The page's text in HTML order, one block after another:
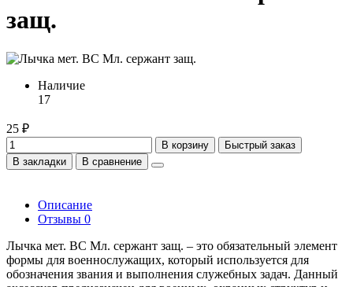
защ.
Наличие
17
25 ₽
В корзину
Быстрый заказ
В закладки
В сравнение
Описание
Отзывы 0
Лычка мет. ВС Мл. сержант защ. – это обязательный элемент
формы для военнослужащих, который используется для
обозначения звания и выполнения служебных задач. Данный